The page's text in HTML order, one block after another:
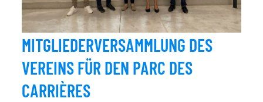
MITGLIEDERVERSAMMLUNG DES
VEREINS FÜR DEN PARC DES
CARRIÈRES